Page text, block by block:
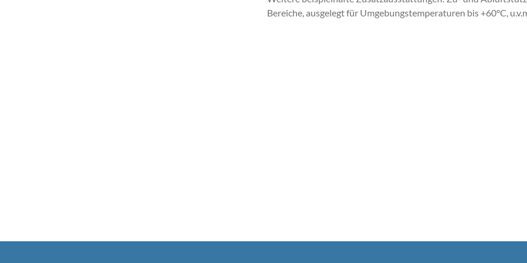
Bereiche, ausgelegt für Umgebungstemperaturen bis +60°C,